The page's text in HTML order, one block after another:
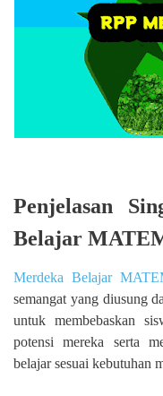
Penjelasan
Belajar
Merdeka Belajar
semangat yang diusung
untuk membebaskan
potensi mereka serta
belajar sesuai kebutuhan